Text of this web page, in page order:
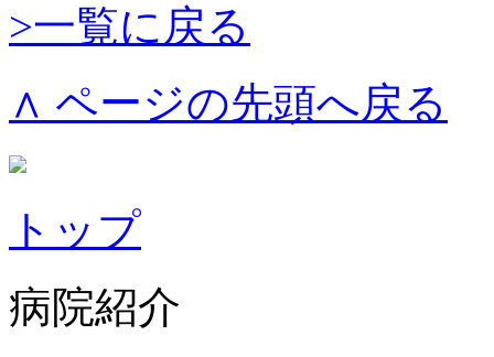
>一覧に戻る
∧ ページの先頭へ戻る
トップ
病院紹介